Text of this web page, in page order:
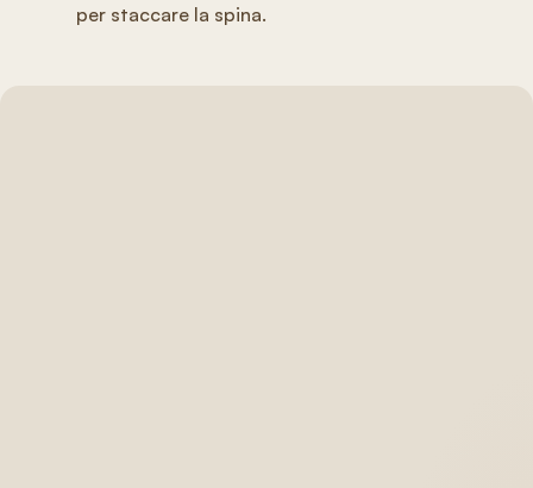
per staccare la spina.